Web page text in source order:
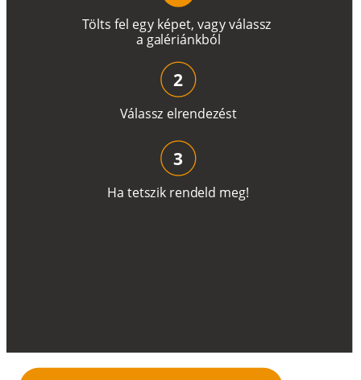
Tölts fel egy képet, vagyválassz
a galériánkból
Válassz elrendezést
2
Ha tetszik rendeld meg!
3